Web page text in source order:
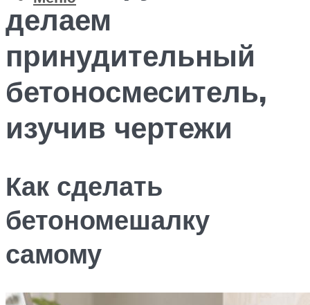
делаем
принудительный
бетоносмеситель,
изучив чертежи
Как сделать
бетономешалку
самому